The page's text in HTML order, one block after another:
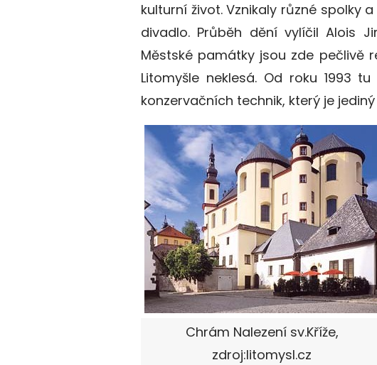
kulturní život. Vznikaly různé spolky
divadlo. Průběh dění vylíčil Alois
Městské památky jsou zde pečlivě
Litomyšle neklesá. Od roku 1993
konzervačních technik, který je
Chrám Nalezení sv.Kříže,
zdroj:litomysl.cz